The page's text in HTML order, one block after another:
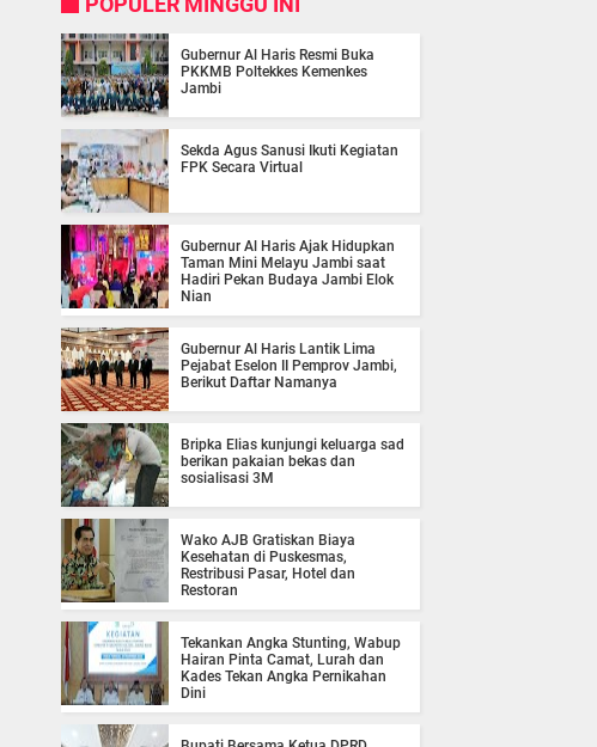
Gubernur Al Haris Resmi Buka
PKKMB Poltekkes Kemenkes
Jambi
Sekda Agus Sanusi Ikuti Kegiatan
FPK Secara Virtual
Gubernur Al Haris Ajak Hidupkan
Taman Mini Melayu Jambi saat
Hadiri Pekan Budaya Jambi Elok
Nian
Gubernur Al Haris Lantik Lima
Pejabat Eselon II Pemprov Jambi,
Berikut Daftar Namanya
Bripka Elias kunjungi keluarga sad
berikan pakaian bekas dan
sosialisasi 3M
Wako AJB Gratiskan Biaya
Kesehatan di Puskesmas,
Restribusi Pasar, Hotel dan
Restoran
Tekankan Angka Stunting, Wabup
Hairan Pinta Camat, Lurah dan
Kades Tekan Angka Pernikahan
Dini